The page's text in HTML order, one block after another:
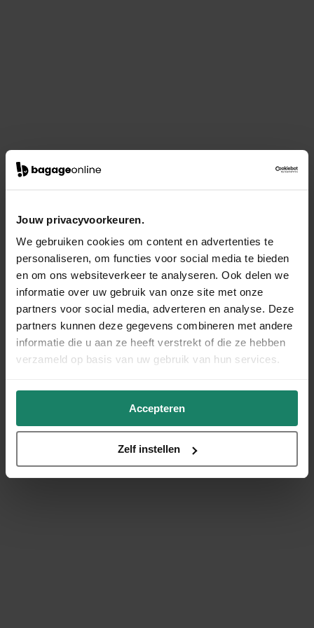
Jouw privacyvoorkeuren.
We gebruiken cookies om content en advertenties te
personaliseren, om functies voor social media te bieden
en om ons websiteverkeer te analyseren. Ook delen we
informatie over uw gebruik van onze site met onze
partners voor social media, adverteren en analyse. Deze
partners kunnen deze gegevens combineren met andere
informatie die u aan ze heeft verstrekt of die ze hebben
verzameld op basis van uw gebruik van hun services.
Accepteren
Zelf instellen